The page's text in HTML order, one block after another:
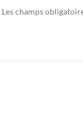
Les champs